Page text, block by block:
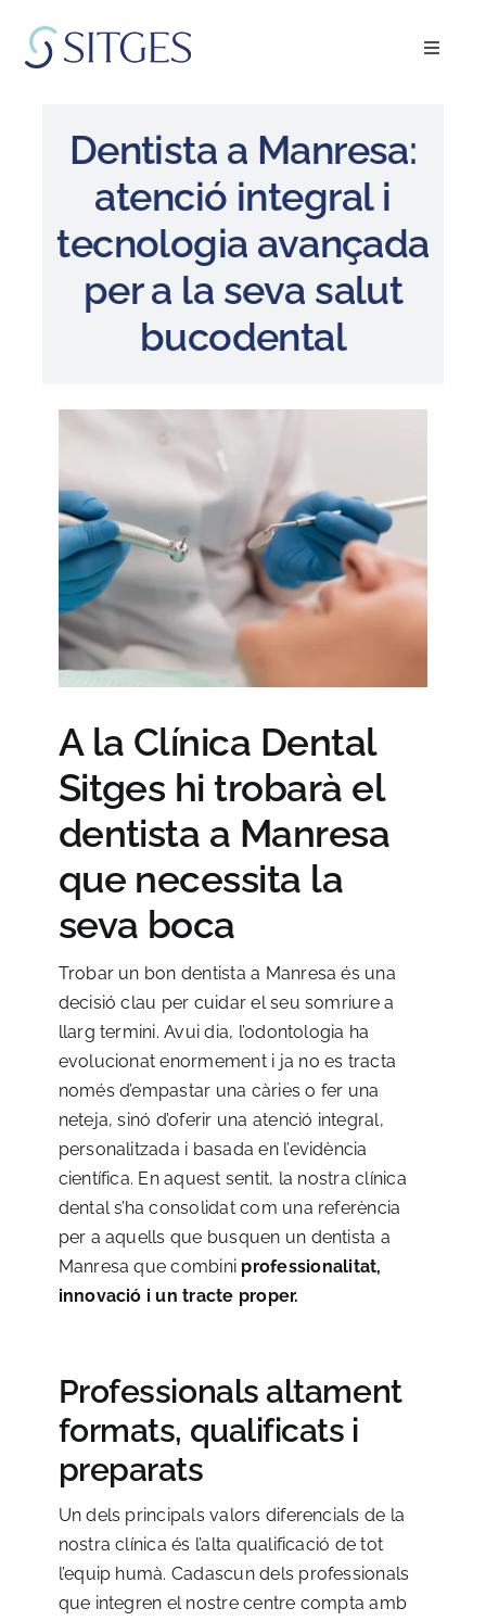
content
Toggle
L’equip
Dentista a Manresa:
atenció integral i
tecnologia avançada
per a la seva salut
bucodental
A la Clínica Dental
Sitges hi trobarà el
dentista a Manresa
que necessita la
seva boca
Trobar un bon dentista a Manresa és una
decisió clau per cuidar el seu somriure a
llarg termini. Avui dia, l’odontologia ha
evolucionat enormement i ja no es tracta
només d’empastar una càries o fer una
neteja, sinó d’oferir una atenció integral,
personalitzada i basada en l’evidència
científica. En aquest sentit, la nostra clínica
dental s’ha consolidat com una referència
per a aquells que busquen un dentista a
Manresa que combini professionalitat,
innovació i un tracte proper.
Professionals altament
formats, qualificats i
preparats
Un dels principals valors diferencials de la
nostra clínica és l’alta qualificació de tot
l’equip humà. Cadascun dels professionals
que integren el nostre centre compta amb